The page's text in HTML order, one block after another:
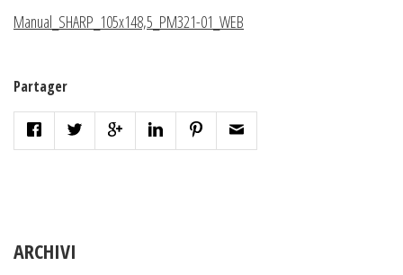
Manual_SHARP_105x148,5_PM321-01_WEB
Partager
ARCHIVI